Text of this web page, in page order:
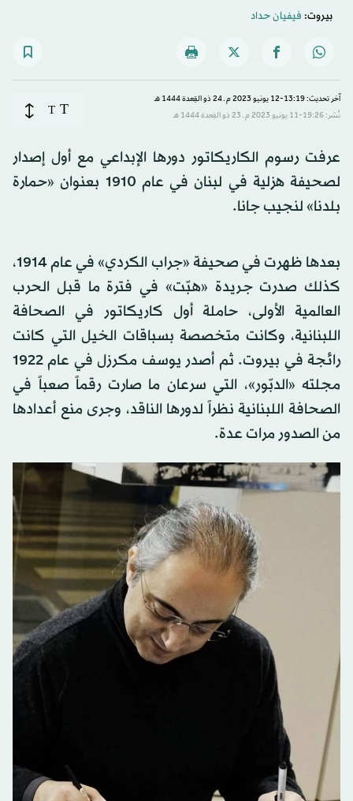
بيروت: فيفيان حداد
آخر تحديث: 13:19-12 يونيو 2023 م ـ 24 ذو القِعدة 1444 هـ
نُشر: 19:26-11 يونيو 2023 م ـ 23 ذو القِعدة 1444 هـ
T
T
عرفت رسوم الكاريكاتور دورها الإبداعي مع أول إصدار
لصحيفة هزلية في لبنان في عام 1910 بعنوان «حمارة
بلدنا» لنجيب جانا.
بعدها ظهرت في صحيفة «جراب الكردي» في عام 1914،
كذلك صدرت جريدة «هبّت» في فترة ما قبل الحرب
العالمية الأولى، حاملة أول كاريكاتور في الصحافة
اللبنانية، وكانت متخصصة بسباقات الخيل التي كانت
رائجة في بيروت. ثم أصدر يوسف مكرزل في عام 1922
مجلته «الدبّور»، التي سرعان ما صارت رقماً صعباً في
الصحافة اللبنانية نظراً لدورها الناقد، وجرى منع أعدادها
من الصدور مرات عدة.